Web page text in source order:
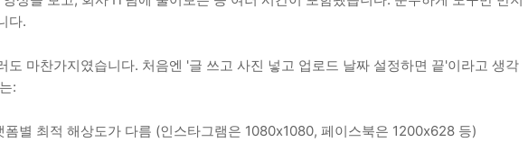
다.
도 마찬가지였습니다. 처음엔 '글 쓰고 사진 넣고 업로드 날짜 설정하면 끝'이라고 생각
:
별 최적 해상도가 다름 (인스타그램은 1080x1080, 페이스북은 1200x628 등)